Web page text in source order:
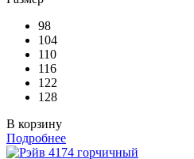
98
104
110
116
122
128
В корзину
Подробнее